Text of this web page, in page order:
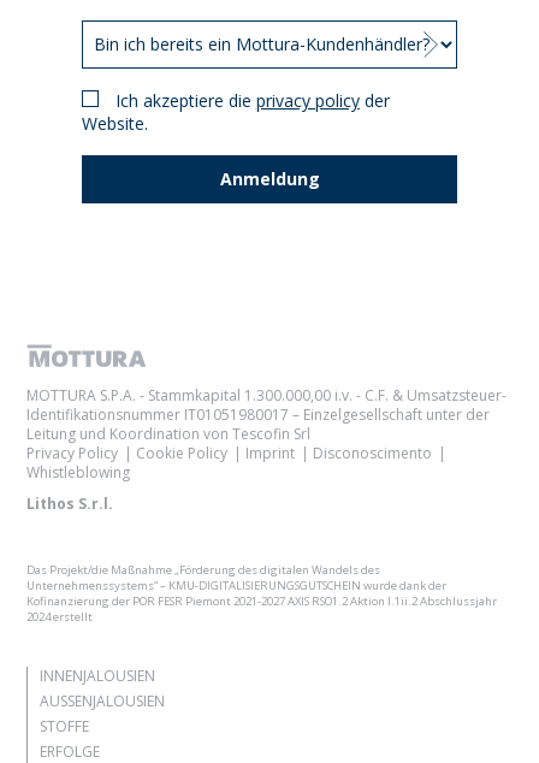
Ich akzeptiere die privacy policyder
Website.
MOTTURA S.P.A. - Stammkapital 1.300.000,00 i.v. - C.F. & Umsatzsteuer-
Identifikationsnummer IT01051980017 – Einzelgesellschaft unter der
Leitung und Koordination von Tescofin Srl
Privacy Policy
Cookie Policy Imprint
Disconoscimento
Whistleblowing
Lithos S.r.l.
Das Projekt/die Maßnahme „Förderung des digitalen Wandels des
Unternehmenssystems“ – KMU-DIGITALISIERUNGSGUTSCHEIN wurde dank der
Kofinanzierung der POR FESR Piemont 2021-2027 AXIS RSO1.2 Aktion I.1ii.2 Abschlussjahr
2024 erstellt
INNENJALOUSIEN
AUSSENJALOUSIEN
STOFFE
ERFOLGE